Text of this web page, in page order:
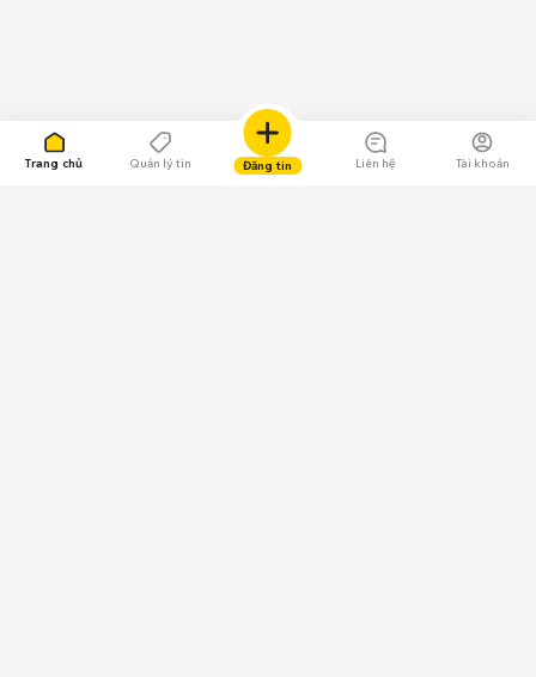
Trang chủ Quản lý tin Đăng tin Liên hệ Tài khoản